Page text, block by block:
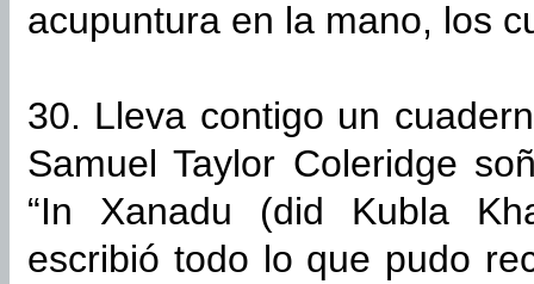
acupuntura en la mano, los
30. Lleva contigo un
Samuel Taylor Coleridge
“In Xanadu (did Kubla
escribió todo lo que pudo